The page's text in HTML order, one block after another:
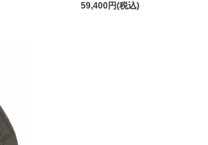
59,400円(税込)